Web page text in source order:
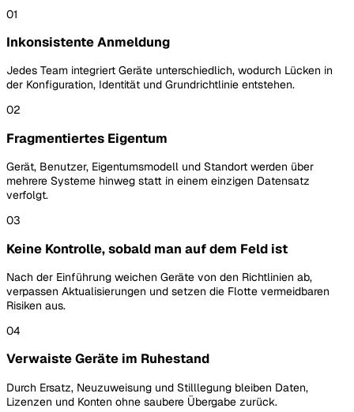
01
Inkonsistente Anmeldung
Jedes Team integriert Geräte unterschiedlich, wodurch Lücken in
der Konfiguration, Identität und Grundrichtlinie entstehen.
02
Fragmentiertes Eigentum
Gerät, Benutzer, Eigentumsmodell und Standort werden über
mehrere Systeme hinweg statt in einem einzigen Datensatz
verfolgt.
03
Keine Kontrolle, sobald man auf dem Feld ist
Nach der Einführung weichen Geräte von den Richtlinien ab,
verpassen Aktualisierungen und setzen die Flotte vermeidbaren
Risiken aus.
04
Verwaiste Geräte im Ruhestand
Durch Ersatz, Neuzuweisung und Stilllegung bleiben Daten,
Lizenzen und Konten ohne saubere Übergabe zurück.